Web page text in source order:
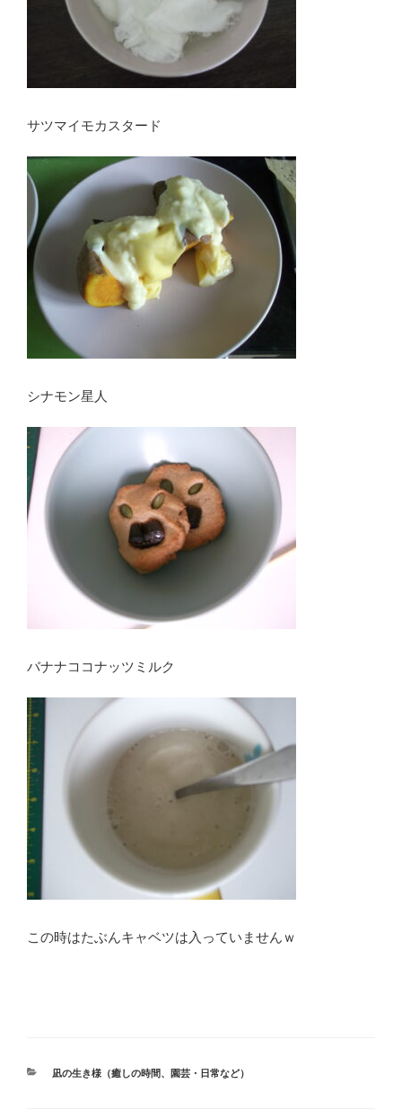
サツマイモカスタード
シナモン星人
バナナココナッツミルク
この時はたぶんキャベツは入っていませんｗ
カ
凪の生き様（癒しの時間、園芸・日常など）